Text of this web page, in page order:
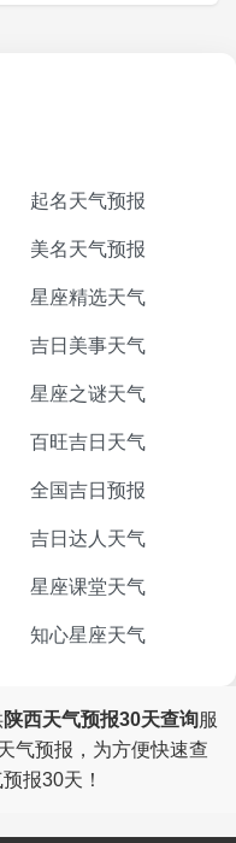
起名天气预报
美名天气预报
星座精选天气
吉日美事天气
星座之谜天气
百旺吉日天气
全国吉日预报
吉日达人天气
星座课堂天气
知心星座天气
陕西天气预报30天查询服
气预报，为方便快速查
报30天！